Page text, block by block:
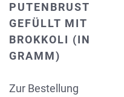
PUTENBRUST
GEFÜLLT MIT
BROKKOLI (IN
GRAMM)
Zur Bestellung